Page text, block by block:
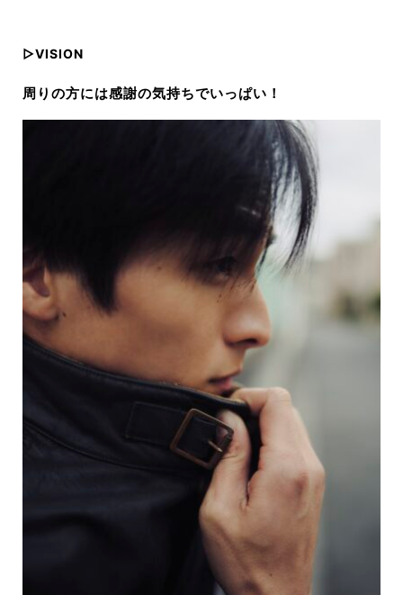
▷VISION
周りの方には感謝の気持ちでいっぱい ！